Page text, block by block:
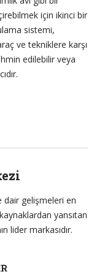
için ikinci bir
sistemi,
ve tekniklere karşı
edilebilir veya
dair gelişmeleri en
yansıtan
lider markasıdır.